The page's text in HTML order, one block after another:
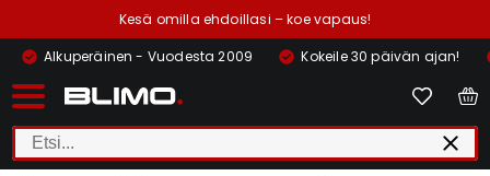
Kesä omilla ehdoillasi – koe vapaus!
Alkuperäinen - Vuodesta 2009
Kokeile 30 päivän ajan!